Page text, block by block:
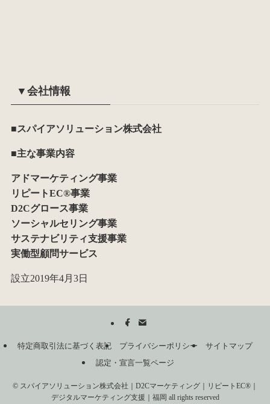
▼会社情報
■スパイアソリューション株式会社
■主な事業内容
アドマーケティング事業
リピートEC®事業
D2Cグロース事業
ソーシャルセリング事業
サステナビリティ支援事業
実働型顧問サービス
設立2019年4月3日
特定商取引法に基づく表記 プライバシーポリシー
サイトマップ
認定・宣言一覧ページ
©スパイアソリューション株式会社｜D2Cマーケティング｜リピートEC®｜
デジタルマーケティング支援｜福岡 all rights reserved